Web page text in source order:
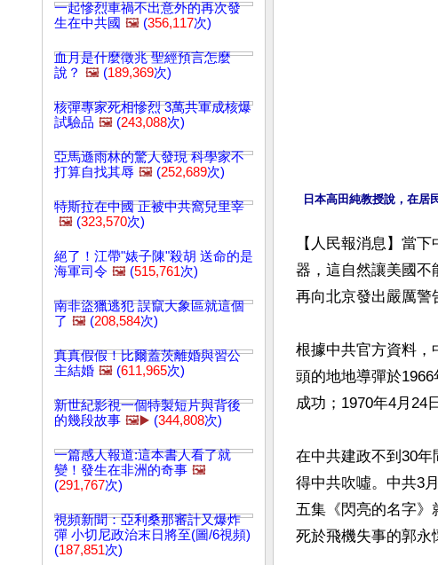
一起慘烈車禍不出意外的再次發
生在中共國 🖼️ (356,117次)
血月是什麼徵兆 聖經預言怎麼
說？ 🖼️ (189,369次)
核彈專家死相慘烈 3萬共軍成核爆
試驗品 🖼️ (243,088次)
亞馬遜雨林的驚人發現 科學家不
打算自找其辱 🖼️ (252,689次)
特斯拉在中國 正被中共窩兒里宰
🖼️ (323,570次)
絕了！江帶"婊子陳"殺胡 送命的是
海軍司令 🖼️ (515,761次)
南非盜獵逃犯 誤竄大象區就這個
了 🖼️ (208,584次)
真真假假！比爾蓋茨離婚與習公
主結婚 🖼️ (611,965次)
新世紀影視一個特製短片與背後
的幾段故事 🖼️▶️ (344,808次)
一篇感人報道:這本書人看了就
變！發生在非洲的奇事 🖼️
(291,767次)
視頻新聞：亞利桑那審計又爆炸
彈 小切尼政治末日將至(圖/6視頻)
(187,851次)
日本高田純教授說，在居
【人民報消息】當
器，這自然讓美國不
再向北京發出嚴厲警
根據中共官方資料，
頭的地地導彈於
成功；1970年4月24
在中共建政不到30
得中共吹噓。中共3
五集《閃亮的名字》
死於飛機失事的郭永